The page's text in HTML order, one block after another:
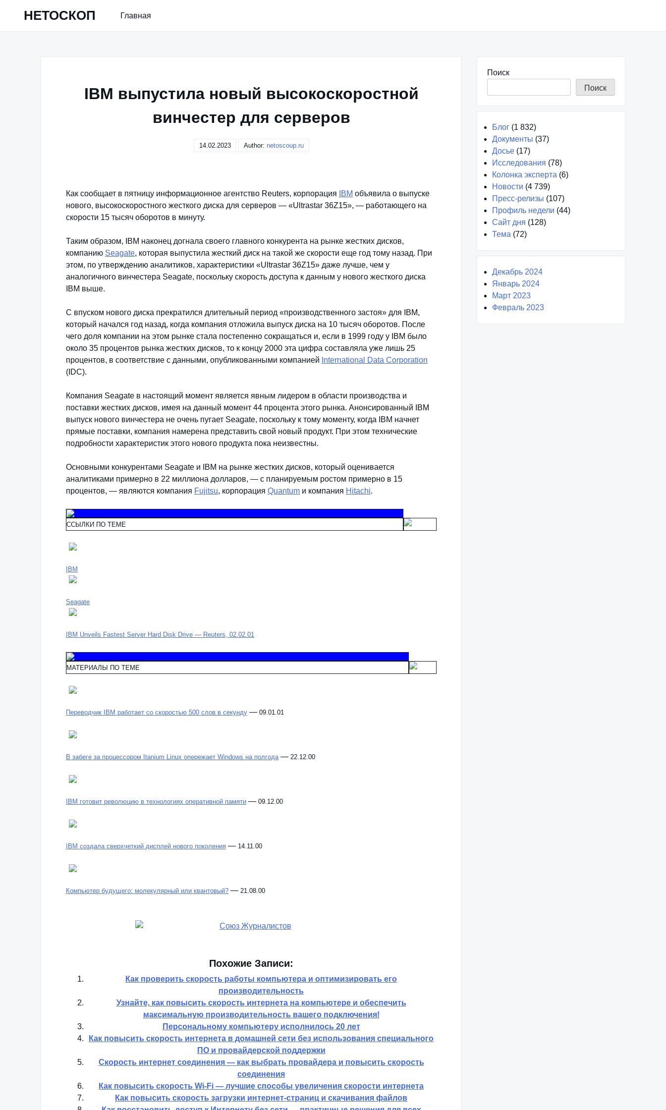
НЕТОСКОП Главная
IBM выпустила новый высокоскоростной
винчестер для серверов
14.02.2023 Author: netoscoup.ru
Как сообщает в пятницу информационное агентство Reuters, корпорация IBM объявила о выпуске
нового, высокоскоростного жесткого диска для серверов — «Ultrastar 36Z15», — работающего на
скорости 15 тысяч оборотов в минуту.
Таким образом, IBM наконец догнала своего главного конкурента на рынке жестких дисков,
компанию Seagate, которая выпустила жесткий диск на такой же скорости еще год тому назад. При
этом, по утверждению аналитиков, характеристики «Ultrastar 36Z15» даже лучше, чем у
аналогичного винчестера Seagate, поскольку скорость доступа к данным у нового жесткого диска
IBM выше.
С впуском нового диска прекратился длительный период «производственного застоя» для IBM,
который начался год назад, когда компания отложила выпуск диска на 10 тысяч оборотов. После
чего доля компании на этом рынке стала постепенно сокращаться и, если в 1999 году у IBM было
около 35 процентов рынка жестких дисков, то к концу 2000 эта цифра составляла уже лишь 25
процентов, в соответствие с данными, опубликованными компанией International Data Corporation
(IDC).
Компания Seagate в настоящий момент является явным лидером в области производства и
поставки жестких дисков, имея на данный момент 44 процента этого рынка. Анонсированный IBM
выпуск нового винчестера не очень пугает Seagate, поскольку к тому моменту, когда IBM начнет
прямые поставки, компания намерена представить свой новый продукт. При этом технические
подробности характеристик этого нового продукта пока неизвестны.
Основными конкурентами Seagate и IBM на рынке жестких дисков, который оценивается
аналитиками примерно в 22 миллиона долларов, — с планируемым ростом примерно в 15
процентов, — являются компания Fujitsu, корпорация Quantum и компания Hitachi.
ССЫЛКИ ПО ТЕМЕ
IBM
Seagate
IBM Unveils Fastest Server Hard Disk Drive — Reuters, 02.02.01
МАТЕРИАЛЫ ПО ТЕМЕ
Переводчик IBM работает со скоростью 500 слов в секунду — 09.01.01
В забеге за процессором Itanium Linux опережает Windows на полгода — 22.12.00
IBM готовит революцию в технологиях оперативной памяти — 09.12.00
IBM создала сверхчеткий дисплей нового поколения — 14.11.00
Компьютер будущего: молекулярный или квантовый? — 21.08.00
Похожие Записи:
Как проверить скорость работы компьютера и оптимизировать его
производительность
Узнайте, как повысить скорость интернета на компьютере и обеспечить
максимальную производительность вашего подключения!
Персональному компьютеру исполнилось 20 лет
Как повысить скорость интернета в домашней сети без использования специального
ПО и провайдерской поддержки
Скорость интернет соединения — как выбрать провайдера и повысить скорость
соединения
Как повысить скорость Wi-Fi — лучшие способы увеличения скорости интернета
Как повысить скорость загрузки интернет-страниц и скачивания файлов
Поиск
Поиск
Блог (1 832)
Документы (37)
Досье (17)
Исследования (78)
Колонка эксперта (6)
Новости (4 739)
Пресс-релизы (107)
Профиль недели (44)
Сайт дня (128)
Тема (72)
Декабрь 2024
Январь 2024
Март 2023
Февраль 2023